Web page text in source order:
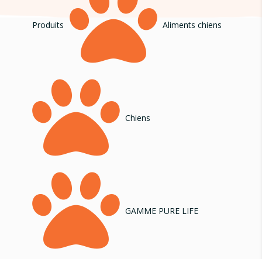
Produits  Aliments chiens
 Chiens
 GAMME PURE LIFE